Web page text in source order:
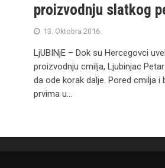
proizvodnju slatkog
13. Oktobra 2016.
LjUBINjE – Dok su Hercegovci
proizvodnju cmilja, Ljubinjac
da ode korak dalje. Pored cmilja i
prvima u...